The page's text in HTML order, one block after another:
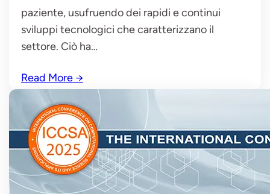
paziente, usufruendo dei rapidi e continui
sviluppi tecnologici che caratterizzano il
settore. Ciò ha…
Read More →